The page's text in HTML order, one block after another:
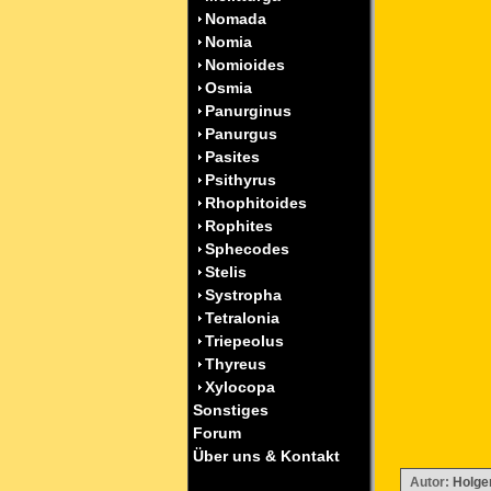
Nomada
Nomia
Nomioides
Osmia
Panurginus
Panurgus
Pasites
Psithyrus
Rhophitoides
Rophites
Sphecodes
Stelis
Systropha
Tetralonia
Triepeolus
Thyreus
Xylocopa
Sonstiges
Forum
Über uns & Kontakt
Autor: